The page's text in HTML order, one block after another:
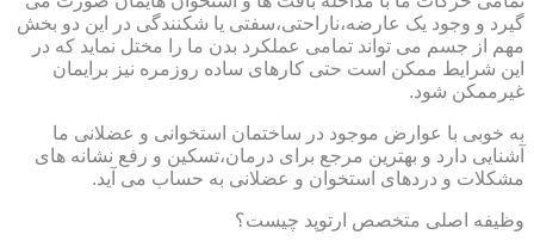
گیرد و وجود یک عارضه،ناراحتی،سفتی یا شکنندگی در این دو بخش
مهم از جسم می تواند تمامی عملکرد بدن ما را مختل نماید که در
این شرایط ممکن است حتی کارهای ساده روزمره نیز برایمان
غیرممکن شود.
به خوبی با عوارض موجود در ساختمان استخوانی و عضلانی ما
آشنایی دارد و بهترین مرجع برای درمان،تسکین و رفع نشانه های
مشکلات و دردهای استخوان و عضلانی به حساب می آید.
وظیفه اصلی متخصص ارتوپد چیست؟